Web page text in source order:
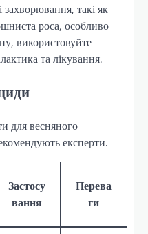
такі як
роса, особливо
використовуйте
та лікування.
для весняного
експерти.
Застосу
вання
Перева
ги